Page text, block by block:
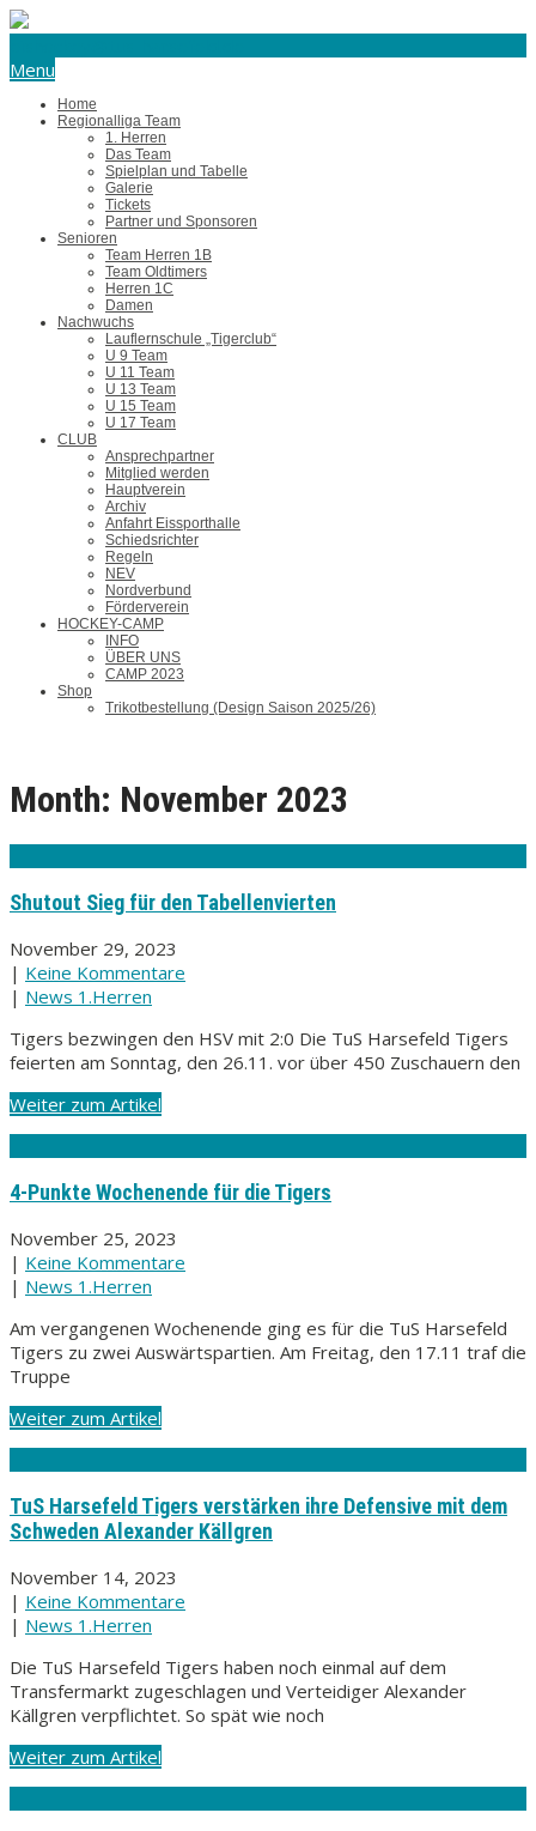
Menu
Home
Regionalliga Team
1. Herren
Das Team
Spielplan und Tabelle
Galerie
Tickets
Partner und Sponsoren
Senioren
Team Herren 1B
Team Oldtimers
Herren 1C
Damen
Nachwuchs
Lauflernschule „Tigerclub“
U 9 Team
U 11 Team
U 13 Team
U 15 Team
U 17 Team
CLUB
Ansprechpartner
Mitglied werden
Hauptverein
Archiv
Anfahrt Eissporthalle
Schiedsrichter
Regeln
NEV
Nordverbund
Förderverein
HOCKEY-CAMP
INFO
ÜBER UNS
CAMP 2023
Shop
Trikotbestellung (Design Saison 2025/26)
Month: November 2023
Shutout Sieg für den Tabellenvierten
November 29, 2023
| Keine Kommentare
| News 1.Herren
Tigers bezwingen den HSV mit 2:0 Die TuS Harsefeld Tigers
feierten am Sonntag, den 26.11. vor über 450 Zuschauern den
Weiter zum Artikel
4-Punkte Wochenende für die Tigers
November 25, 2023
| Keine Kommentare
| News 1.Herren
Am vergangenen Wochenende ging es für die TuS Harsefeld
Tigers zu zwei Auswärtspartien. Am Freitag, den 17.11 traf die
Truppe
Weiter zum Artikel
TuS Harsefeld Tigers verstärken ihre Defensive mit dem
Schweden Alexander Källgren
November 14, 2023
| Keine Kommentare
| News 1.Herren
Die TuS Harsefeld Tigers haben noch einmal auf dem
Transfermarkt zugeschlagen und Verteidiger Alexander
Källgren verpflichtet. So spät wie noch
Weiter zum Artikel